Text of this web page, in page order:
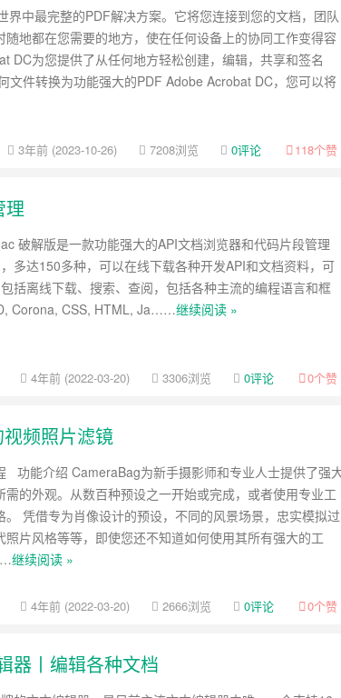
界中最完整的PDF解决方案。它将您连接到您的文档，团队
地都在您需要的地方，使在任何设备上的协同工作变得容
DC为您提供了从任何地方轻松创建，编辑，共享和签名
文件转换为功能强大的PDF Adobe Acrobat DC，您可以将
3年前 (2023-10-26) 7208浏览 0评论 118个赞
理
破解版是一款功能强大的API文档浏览器和代码片段管理
多达150多种，可以在线下载各种开发API和文档资料，可
括离线下载、搜索、查阅，包括各种主流的编程语言和框
Corona, CSS, HTML, Ja……继续阅读 »
4年前 (2022-03-20) 3306浏览 0评论 0个赞
频照片滤镜
功能介绍 CameraBag为新手摄影师和专业人士提供了强
需的外观。从数百种预设之一开始或完成，或者使用专业工
凭借专为肖像设计的预设，不同的风景场景，忠实模拟过
片风格等等，即使您还不知道如何使用其所有强大的工
继续阅读 »
4年前 (2022-03-20) 2666浏览 0评论 0个赞
器丨编辑各种文档